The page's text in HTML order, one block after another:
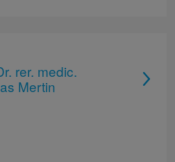
rer. medic.
Mertin